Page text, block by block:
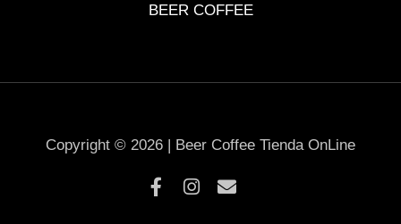
BEER COFFEE
Copyright © 2026 | Beer Coffee Tienda OnLine